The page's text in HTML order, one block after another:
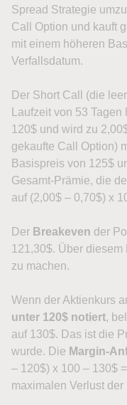
Spread Strategie
Call Option und kauft
mit einem höheren
Verfallsdatum.
Der Short Call (die
Laufzeit von 53
120$ und wird zu
gekaufte Call Option)
Basispreis von 125$
Gesamt-Prämie, die
auf (2,00$ – 0,70$) x
Der Breakeven der
121,30$. Über diesem
zu machen.
Wenn der Aktienkurs
unter 120$ notiert,
auf 130$. Das ist die
wurde. Die Margin-
– 120$) x 100 – 130$
maximalen Verlust der